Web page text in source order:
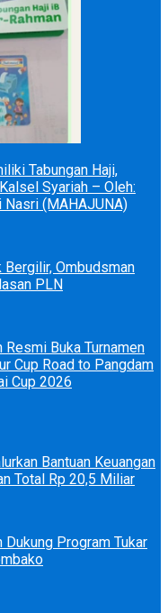
Tabungan Haji,
Syariah – Oleh:
Nasri (MAHAJUNA)
Ombudsman
PLN
Resmi Buka Turnamen
Cup Road to Pangdam
Cup 2026
Bantuan Keuangan
Total Rp 20,5 Miliar
Dukung Program Tukar